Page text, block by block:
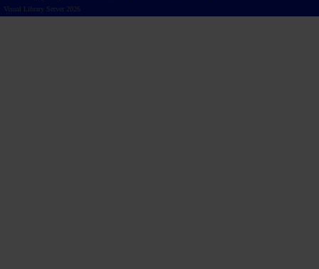
Visual Library Server 2026